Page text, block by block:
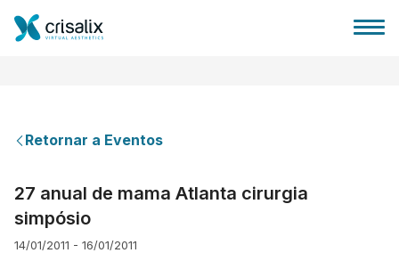
Plataforma 3D de business
Retornar a Eventos
27 anual de mama Atlanta cirurgia
simpósio
14/01/2011 - 16/01/2011